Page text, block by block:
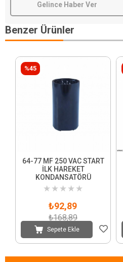
Gelince Haber Ver
Benzer Ürünler
64-77 MF 250 VAC START
İLK HAREKET
KONDANSATÖRÜ
★ ★ ★ ★ ★
₺92,89
₺168,89
Sepete Ekle
%45